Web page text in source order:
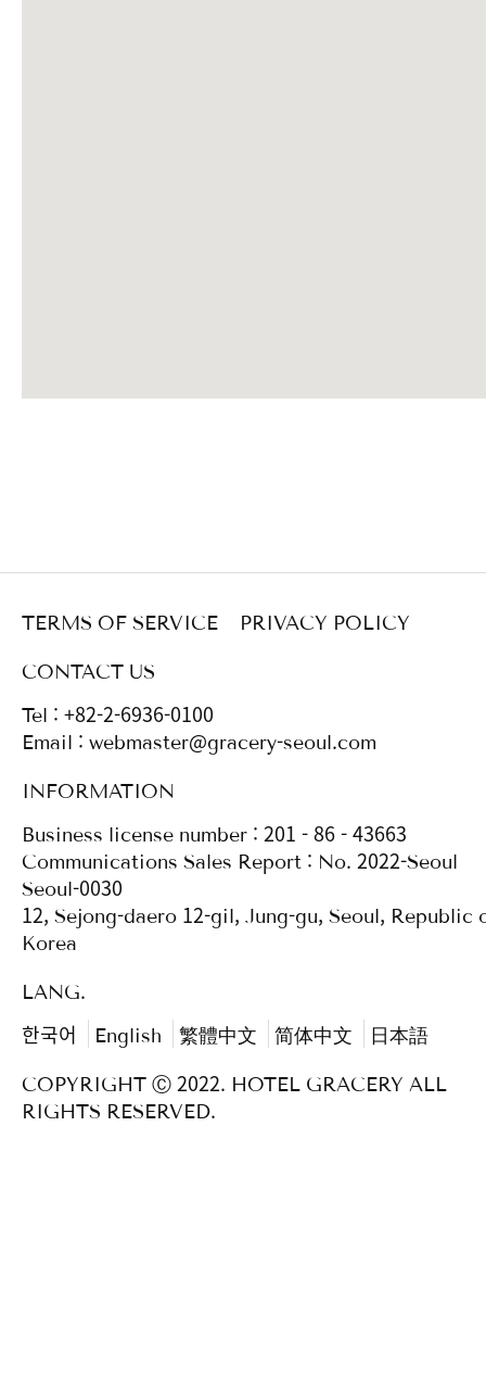
TERMS OF SERVICE
PRIVACY POLICY
CONTACT US
Tel : +82-2-6936-0100
Email : webmaster@gracery-seoul.com
INFORMATION
Business license number : 201 - 86 - 43663
Communications Sales Report : No. 2022-Seoul
Seoul-0030
12, Sejong-daero 12-gil, Jung-gu, Seoul, Republic
Korea
LANG.
한국어
English 繁體中文 简体中文
日本語
COPYRIGHT Ⓒ 2022. HOTEL GRACERY ALL
RIGHTS RESERVED.